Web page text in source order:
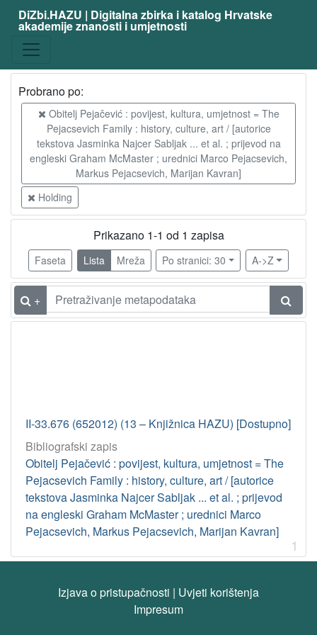
DiZbi.HAZU | Digitalna zbirka i katalog Hrvatske
akademije znanosti i umjetnosti
Probrano po:
Obitelj Pejačević : povijest, kultura, umjetnost = The
Pejacsevich Family : history, culture, art / [autorice
tekstova Jasminka Najcer Sabljak ... et al. ; prijevod na
engleski Graham McMaster ; urednici Marco Pejacsevich,
Markus Pejacsevich, Marijan Kavran]
Holding
Prikazano 1-1 od 1 zapisa
Faseta Lista Mreža Po stranici: 30 A->Z
+
II-33.676 (652012) (13 – Knjižnica HAZU) [Dostupno]
Bibliografski zapis
Obitelj Pejačević : povijest, kultura, umjetnost = The
Pejacsevich Family : history, culture, art / [autorice
tekstova Jasminka Najcer Sabljak ... et al. ; prijevod
na engleski Graham McMaster ; urednici Marco
Pejacsevich, Markus Pejacsevich, Marijan Kavran]
1
Izjava o pristupačnosti | Uvjeti korištenja
Impresum